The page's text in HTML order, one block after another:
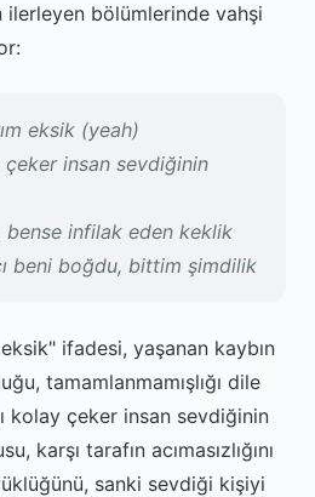
ilerleyen bölümlerinde vahşi
eksik (yeah)
çeker insan sevdiğinin
bense infilak eden keklik
beni boğdu, bittim şimdilik
ifadesi, yaşanan kaybın
tamamlanmamışlığı dile
kolay çeker insan sevdiğinin
karşı tarafın acımasızlığını
sanki sevdiği kişiyi